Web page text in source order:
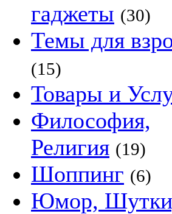
гаджеты (30)
Темы для
(15)
Товары и
Философия,
Религия (19)
Шоппинг (6)
Юмор,